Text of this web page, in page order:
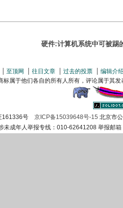
硬件:计算机系统中可被
至顶网 往日文章 过去的投票 编辑介绍
标属于他们各自的所有人所有，评论属于其
161336号 京ICP备15039648号-15 北京市
成年人举报专线：010-62641208 举报邮